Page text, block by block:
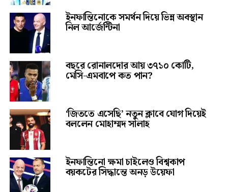
ইনফান্তিনোকে সমর্থন দিয়ে ভিন্ন অবস্থান
নিল আর্জেন্টিনা
বছরে রোনালদোর আয় ৩৭১০ কোটি,
মেসি-এমবাপে কত পান?
‘জিততে এসেছি’ নতুন ক্লাবে যোগ দিয়েই
বললেন মোহাম্মদ সালাহ
ইনফান্তিনো ক্ষমা চাইলেও বিশ্বকাপ
বয়কটের সিদ্ধান্তে অনড় উয়েফা